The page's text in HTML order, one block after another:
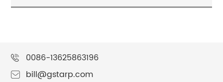
0086-13625863196
bill@gstarp.com